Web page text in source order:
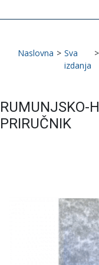
Naslovna > Sva
izdanja
>
RUMUNJSKO-
PRIRUČNIK